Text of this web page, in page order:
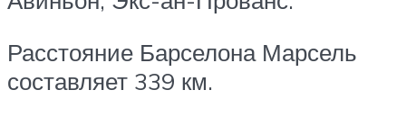
Расстояние Барселона Марсель
составляет 339 км.